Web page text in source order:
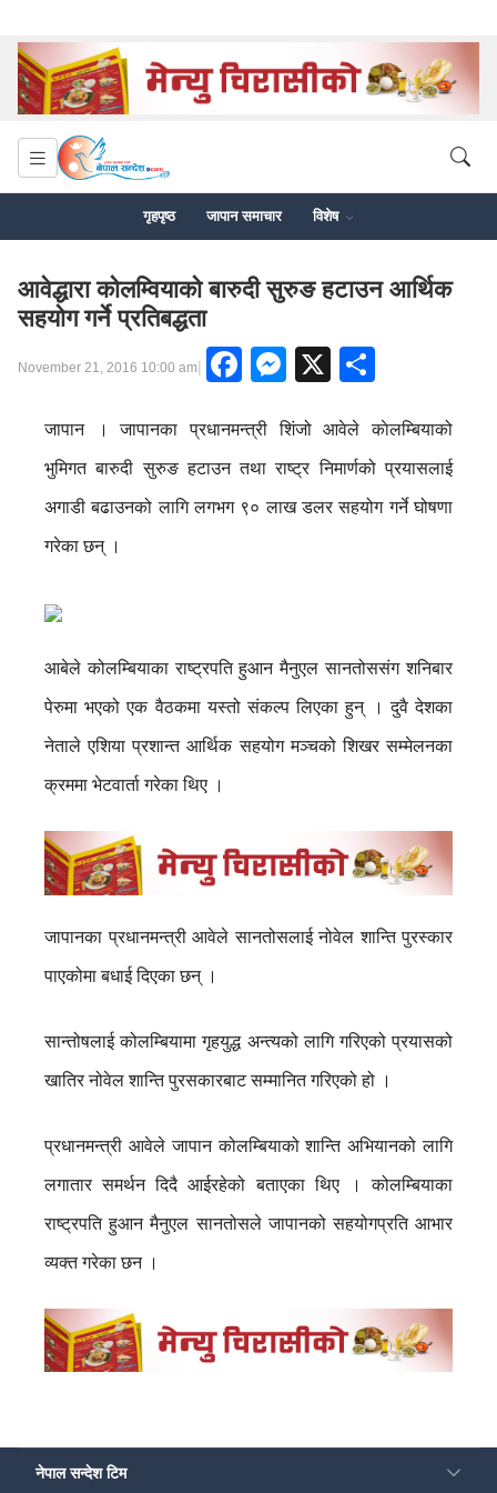
गृहपृष्ठ जापान समाचार विशेष
आवेद्धारा कोलम्वियाको बारुदी सुरुङ हटाउन आर्थिक
सहयोग गर्ने प्रतिबद्धता
November 21, 2016 10:00 am| Facebook
Messenger
X
जापान । जापानका प्रधानमन्त्री शिंजो आवेले काेलम्बियाको
भुमिगत बारुदी सुरुङ हटाउन तथा राष्ट्र निमार्णको प्रयासलाई
अगाडी बढाउनको लागि लगभग ९० लाख डलर सहयोग गर्ने घोषणा
गरेका छन् ।
आबेले कोलम्बियाका राष्ट्रपति हुआन मैनुएल सानतोससंग शनिबार
पेरुमा भएको एक वैठकमा यस्तो संकल्प लिएका हुन् । दुवै देशका
नेताले एशिया प्रशान्त आर्थिक सहयोग मञ्चको शिखर सम्मेलनका
क्रममा भेटवार्ता गरेका थिए ।
जापानका प्रधानमन्त्री आवेले सानतोसलाई नोवेल शान्ति पुरस्कार
पाएकोमा बधाई दिएका छन् ।
सान्तोषलाई कोलम्बियामा गृहयुद्ध अन्त्यको लागि गरिएको प्रयासको
खातिर नोवेल शान्ति पुरसकारबाट सम्मानित गरिएको हो ।
प्रधानमन्त्री आवेले जापान कोलम्बियाको शान्ति अभियानको लागि
लगातार समर्थन दिदै आईरहेको बताएका थिए । कोलम्बियाका
राष्ट्रपति हुआन मैनुएल सानतोसले जापानको सहयोगप्रति आभार
व्यक्त गरेका छन ।
नेपाल सन्देश टिम